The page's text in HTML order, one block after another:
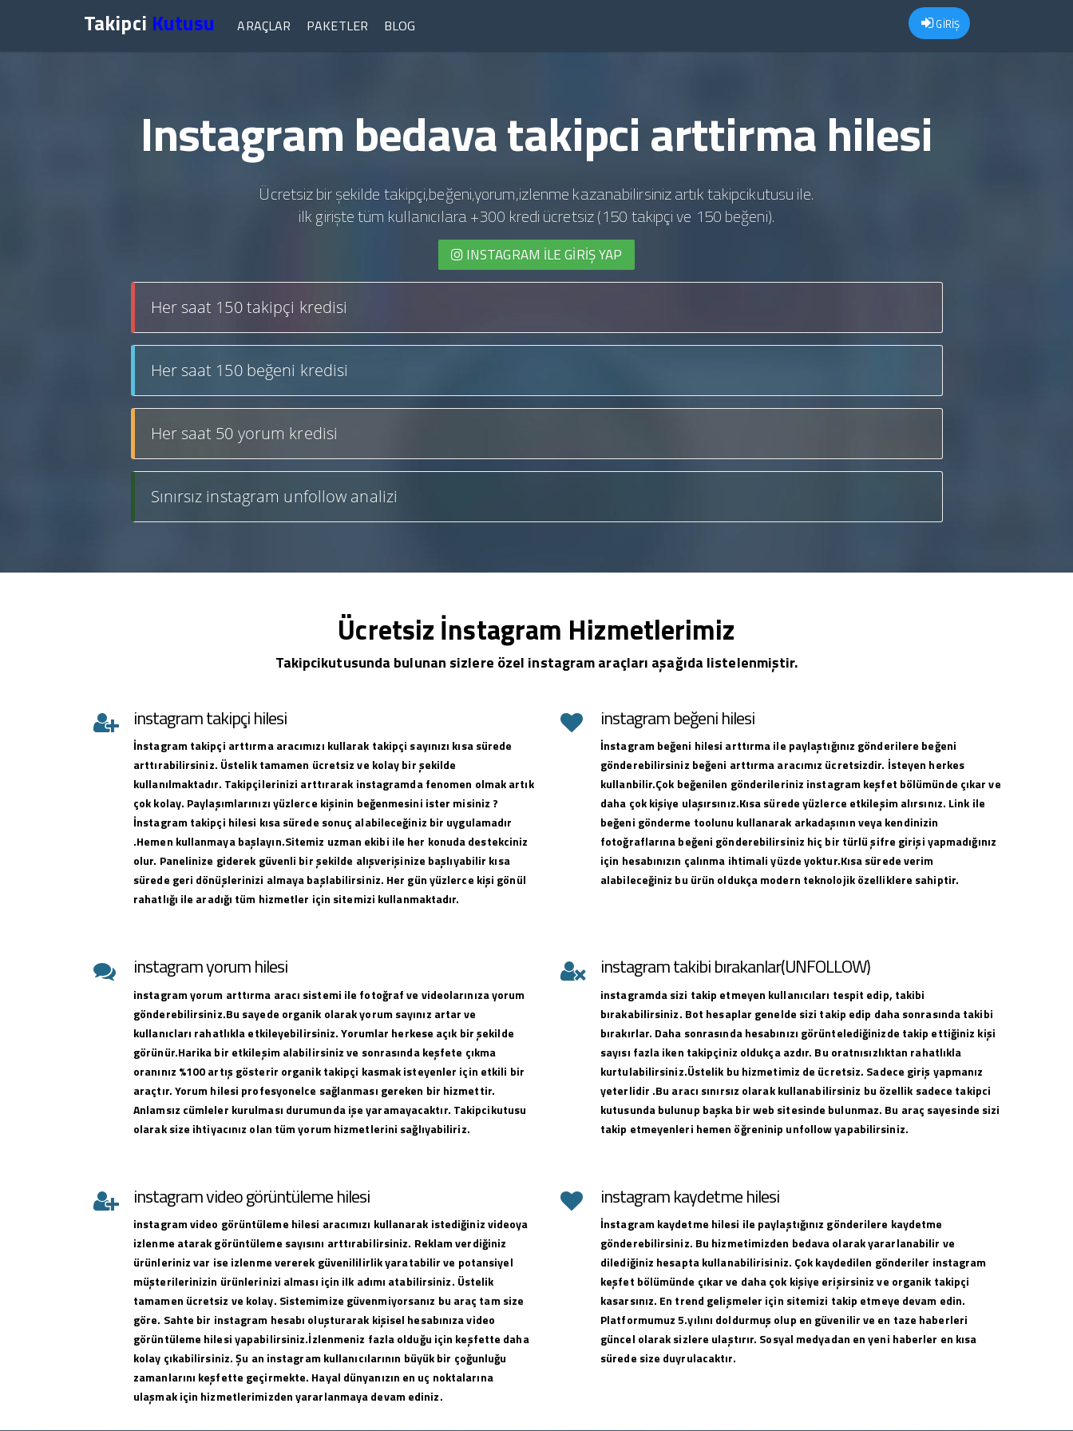
Takipci Kutusu GİRİŞ
ARAÇLAR PAKETLER BLOG
Instagram bedava takipci arttirma hilesi
Ücretsiz bir şekilde takipçi,beğeni,yorum,izlenme kazanabilirsiniz artık takipcikutusu ile.
ilk girişte tüm kullanıcılara +300 kredi ücretsiz (150 takipçi ve 150 beğeni).
INSTAGRAM İLE GIRIŞ YAP
Her saat 150 takipçi kredisi
Her saat 150 beğeni kredisi
Her saat 50 yorum kredisi
Sınırsız instagram unfollow analizi
Ücretsiz İnstagram Hizmetlerimiz
Takipcikutusunda bulunan sizlere özel instagram araçları aşağıda listelenmiştir.
instagram takipçi hilesi
İnstagram takipçi arttırma aracımızı kullarak takipçi sayınızı kısa sürede
arttırabilirsiniz. Üstelik tamamen ücretsiz ve kolay bir şekilde
kullanılmaktadır. Takipçilerinizi arttırarak instagramda fenomen olmak artık
çok kolay. Paylaşımlarınızı yüzlerce kişinin beğenmesini ister misiniz ?
İnstagram takipçi hilesi kısa sürede sonuç alabileceğiniz bir uygulamadır
.Hemen kullanmaya başlayın.Sitemiz uzman ekibi ile her konuda destekciniz
olur. Panelinize giderek güvenli bir şekilde alışverişinize başlıyabilir kısa
sürede geri dönüşlerinizi almaya başlabilirsiniz. Her gün yüzlerce kişi gönül
rahatlığı ile aradığı tüm hizmetler için sitemizi kullanmaktadır.
instagram beğeni hilesi
İnstagram beğeni hilesi arttırma ile paylaştığınız gönderilere beğeni
gönderebilirsiniz beğeni arttırma aracımız ücretsizdir. İsteyen herkes
kullanbilir.Çok beğenilen gönderileriniz instagram keşfet bölümünde çıkar ve
daha çok kişiye ulaşırsınız.Kısa sürede yüzlerce etkileşim alırsınız. Link ile
beğeni gönderme toolunu kullanarak arkadaşının veya kendinizin
fotoğraflarına beğeni gönderebilirsiniz hiç bir türlü şifre girişi yapmadığınız
için hesabınızın çalınma ihtimali yüzde yoktur.Kısa sürede verim
alabileceğiniz bu ürün oldukça modern teknolojik özelliklere sahiptir.
instagram yorum hilesi
instagram yorum arttırma aracı sistemi ile fotoğraf ve videolarınıza yorum
gönderebilirsiniz.Bu sayede organik olarak yorum sayınız artar ve
kullanıcları rahatlıkla etkileyebilirsiniz. Yorumlar herkese açık bir şekilde
görünür.Harika bir etkileşim alabilirsiniz ve sonrasında keşfete çıkma
oranınız %100 artış gösterir organik takipçi kasmak isteyenler için etkili bir
araçtır. Yorum hilesi profesyonelce sağlanması gereken bir hizmettir.
Anlamsız cümleler kurulması durumunda işe yaramayacaktır. Takipcikutusu
olarak size ihtiyacınız olan tüm yorum hizmetlerini sağlıyabiliriz.
instagram takibi bırakanlar(UNFOLLOW)
instagramda sizi takip etmeyen kullanıcıları tespit edip, takibi
bırakabilirsiniz. Bot hesaplar genelde sizi takip edip daha sonrasında takibi
bırakırlar. Daha sonrasında hesabınızı görüntelediğinizde takip ettiğiniz kişi
sayısı fazla iken takipçiniz oldukça azdır. Bu oratnısızlıktan rahatlıkla
kurtulabilirsiniz.Üstelik bu hizmetimiz de ücretsiz. Sadece giriş yapmanız
yeterlidir .Bu aracı sınırsız olarak kullanabilirsiniz bu özellik sadece takipci
kutusunda bulunup başka bir web sitesinde bulunmaz. Bu araç sayesinde sizi
takip etmeyenleri hemen öğreninip unfollow yapabilirsiniz.
instagram video görüntüleme hilesi
instagramvideo görüntüleme hilesi aracımızı kullanarak istediğiniz videoya
izlenme atarak görüntüleme sayısını arttırabilirsiniz. Reklam verdiğiniz
ürünleriniz var ise izlenme vererek güvenililirlik yaratabilir ve potansiyel
müşterilerinizin ürünlerinizi alması için ilk adımı atabilirsiniz. Üstelik
tamamen ücretsiz ve kolay. Sistemimize güvenmiyorsanız bu araç tam size
göre. Sahte bir instagram hesabı oluşturarak kişisel hesabınıza video
görüntüleme hilesi yapabilirsiniz.İzlenmeniz fazla olduğu için keşfette daha
kolay çıkabilirsiniz. Şu an instagram kullanıcılarının büyük bir çoğunluğu
zamanlarını keşfette geçirmekte. Hayal dünyanızın en uç noktalarına
ulaşmak için hizmetlerimizden yararlanmaya devam ediniz.
instagram kaydetme hilesi
İnstagram kaydetme hilesi ile paylaştığınız gönderilere kaydetme
gönderebilirsiniz. Bu hizmetimizden bedava olarak yararlanabilir ve
dilediğiniz hesapta kullanabilirisiniz. Çok kaydedilen gönderiler instagram
keşfet bölümünde çıkar ve daha çok kişiye erişirsiniz ve organik takipçi
kasarsınız. En trend gelişmeler için sitemizi takip etmeye devam edin.
Platformumuz 5.yılını doldurmuş olup en güvenilir ve en taze haberleri
güncel olarak sizlere ulaştırır. Sosyal medyadan en yeni haberler en kısa
sürede size duyrulacaktır.